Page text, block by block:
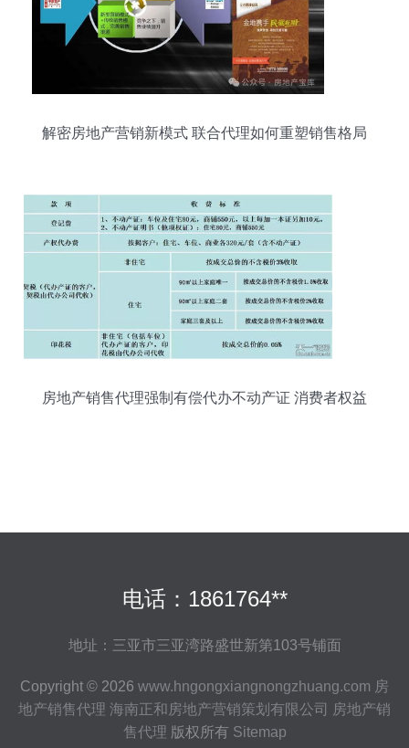
解密房地产营销新模式 联合代理如何重塑销售格局
房地产销售代理强制有偿代办不动产证 消费者权益
电话：1861764**
地址：三亚市三亚湾路盛世新第103号铺面
Copyright © 2026 www.hngongxiangnongzhuang.com 房
地产销售代理 海南正和房地产营销策划有限公司 房地产销
售代理 版权所有 Sitemap